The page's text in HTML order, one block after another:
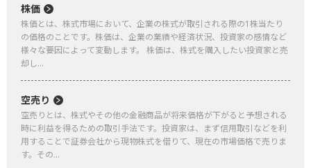
株価
株価とは、株式市場において、企業の株式が取引される際の1株当たり
の価格のことです。株価は、企業の業績や経済状況、投資家の感情など
様々な要因によって変動します。 株価は、株式を購入したい投資家と売
却し...
空売り
空売りとは、株式やその他の金融商品が将来価格が下がると予想される
時に利益を得るための取引手法です。投資家は、まず信用取引などを利
用することで証券会社から現物株式を借りて、現在の市場価格で売りま
す。その...